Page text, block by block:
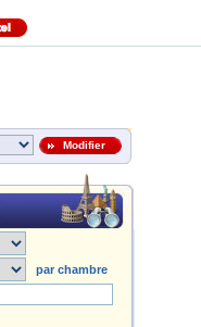
Modifier
par chambre